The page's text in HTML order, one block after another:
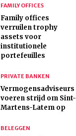
FAMILY OFFICES
Family offices
verruilen trophy
assets voor
institutionele
portefeuilles
PRIVATE BANKEN
Vermogensadviseurs
voeren strijd om Sint-
Martens-Latem op
BELEGGEN